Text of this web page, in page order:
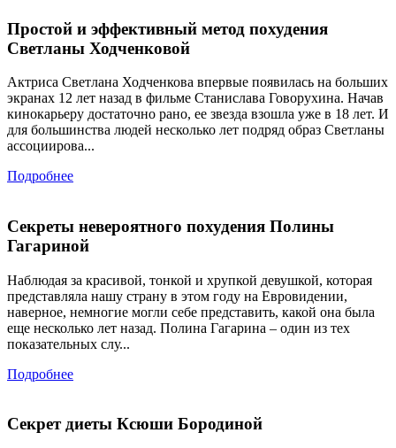
Простой и эффективный метод похудения
Светланы Ходченковой
Актриса Светлана Ходченкова впервые появилась на больших
экранах 12 лет назад в фильме Станислава Говорухина. Начав
кинокарьеру достаточно рано, ее звезда взошла уже в 18 лет. И
для большинства людей несколько лет подряд образ Светланы
ассоциирова...
Подробнее
Секреты невероятного похудения Полины
Гагариной
Наблюдая за красивой, тонкой и хрупкой девушкой, которая
представляла нашу страну в этом году на Евровидении,
наверное, немногие могли себе представить, какой она была
еще несколько лет назад. Полина Гагарина – один из тех
показательных слу...
Подробнее
Секрет диеты Ксюши Бородиной